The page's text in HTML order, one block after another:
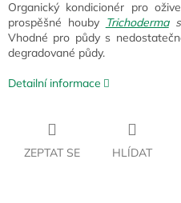
Organický kondicionér pro
prospěšné houby Trichoderma
Vhodné pro půdy s
degradované půdy.
Detailní informace
ZEPTAT SE HLÍDAT